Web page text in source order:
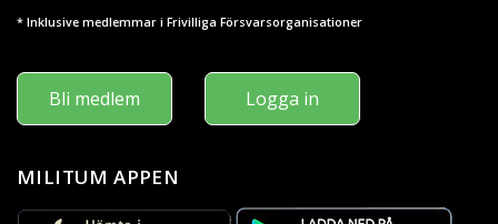
* Inklusive medlemmar i Frivilliga Försvarsorganisationer
Bli medlem Logga in
MILITUM APPEN